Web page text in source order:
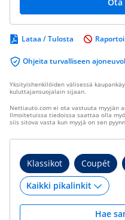
Lataa / Tulosta
Ohjeita turvalliseen
Raportoi
Yksityishenkilöiden välisessä
kuluttajansuojalain sijaan.
Nettiauto.com ei ota vastuuta myyjän
Ilmoitetuissa tiedoissa saattaa olla
siis sitova vasta kun myyjä on sen
Klassikot Coupét
Hae